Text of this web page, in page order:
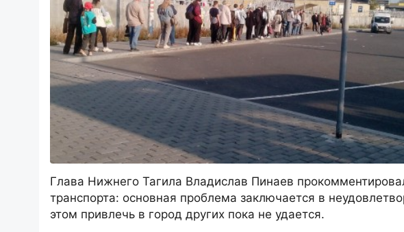
Глава Нижнего Тагила Владислав Пинаев
транспорта: основная проблема заключается в
этом привлечь в город других пока не удается.